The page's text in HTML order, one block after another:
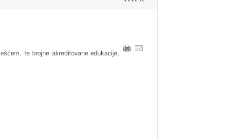
te brojne akreditovane edukacije,